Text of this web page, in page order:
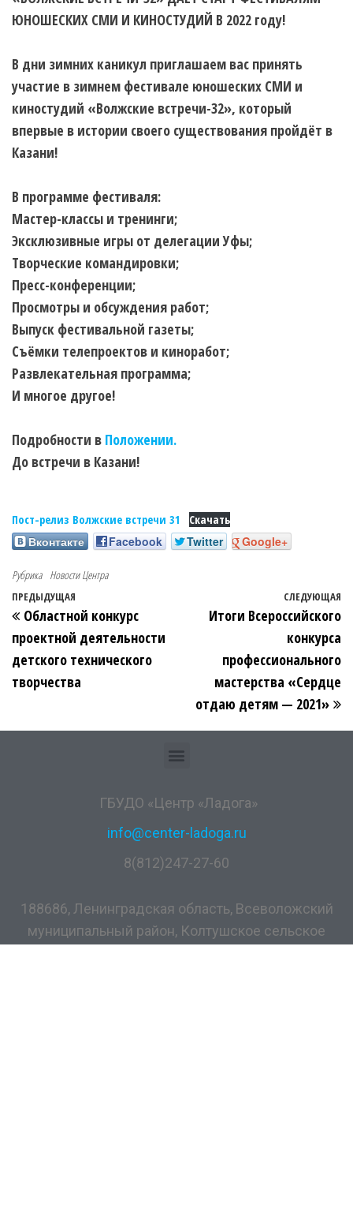
ЮНОШЕСКИХ СМИ И КИНОСТУДИЙ В 2022 году!
В дни зимних каникул приглашаем вас принять
участие в зимнем фестивале юношеских СМИ и
киностудий «Волжские встречи-32», который
впервые в истории своего существования пройдёт в
Казани!
В программе фестиваля:
Мастер-классы и тренинги;
Эксклюзивные игры от делегации Уфы;
Творческие командировки;
Пресс-конференции;
Просмотры и обсуждения работ;
Выпуск фестивальной газеты;
Съёмки телепроектов и киноработ;
Развлекательная программа;
И многое другое!
Подробности в Положении.
До встречи в Казани!
Пост-релиз Волжские встречи 31 Скачать
Вконтакте Facebook Twitter Google+
Рубрика Новости Центра
ПРЕДЫДУЩАЯ
Областной конкурс
проектной деятельности
детского технического
творчества
СЛЕДУЮЩАЯ
Итоги Всероссийского
конкурса
профессионального
мастерства «Сердце
отдаю детям — 2021»
ГБУДО «Центр «Ладога»
info@center-ladoga.ru
8(812)247-27-60
188686, Ленинградская область, Всеволожский
муниципальный район, Колтушское сельское